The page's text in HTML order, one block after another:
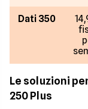
Dati 350
Le soluzioni
250 Plus